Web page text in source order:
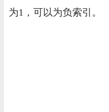
为1，可以为负索引。